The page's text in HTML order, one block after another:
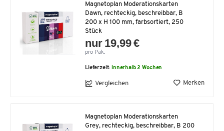
Magnetoplan Moderationskarten
Dawn, rechteckig, beschreibbar, B
200 x H 100 mm, farbsortiert, 250
Stück
nur 19,99 €
pro Pak.
Lieferzeit:innerhalb 2 Wochen
Vergleichen Merken
Magnetoplan Moderationskarten
Grey, rechteckig, beschreibbar, B 200